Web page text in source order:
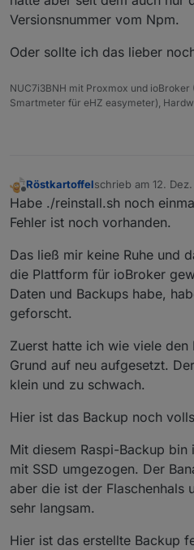
Versionsnummer vom Npm.
Oder sollte ich das lieber
NUC7i3BNH mit Proxmox und ioBroker
Smartmeter für eHZ easymeter),
Offline
Röstkartoffelschrieb am 12.
zuletzt editiert von
Habe ./reinstall.sh noch
Fehler ist noch vorhanden.
Das ließ mir keine Ruhe und
die Plattform für ioBroker
Daten und Backups habe,
geforscht.
Zuerst hatte ich wie viele
Grund auf neu aufgesetzt.
klein und zu schwach.
Hier ist das Backup noch
Mit diesem Raspi-Backup bin
mit SSD umgezogen. Der
aber die ist der Flaschenhals
sehr langsam.
Hier ist das erstellte Backup